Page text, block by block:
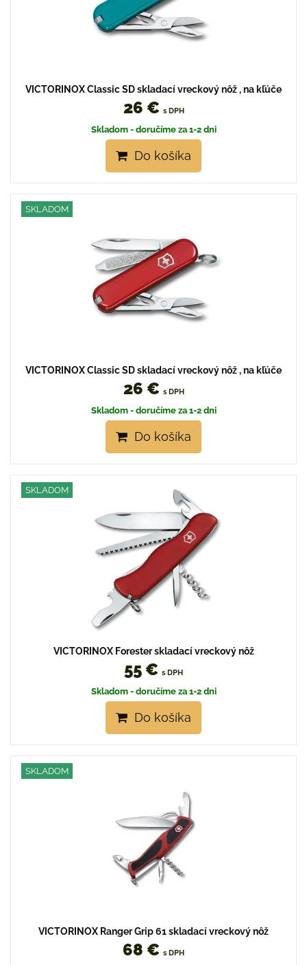
VICTORINOX Classic SD skladací vreckový nôž , na kľúče
26 € s DPH
Skladom - doručíme za 1-2 dni
Do košíka
SKLADOM
VICTORINOX Classic SD skladací vreckový nôž , na kľúče
26 € s DPH
Skladom - doručíme za 1-2 dni
Do košíka
SKLADOM
VICTORINOX Forester skladací vreckový nôž
55 € s DPH
Skladom - doručíme za 1-2 dni
Do košíka
SKLADOM
VICTORINOX Ranger Grip 61 skladací vreckový nôž
68 € s DPH